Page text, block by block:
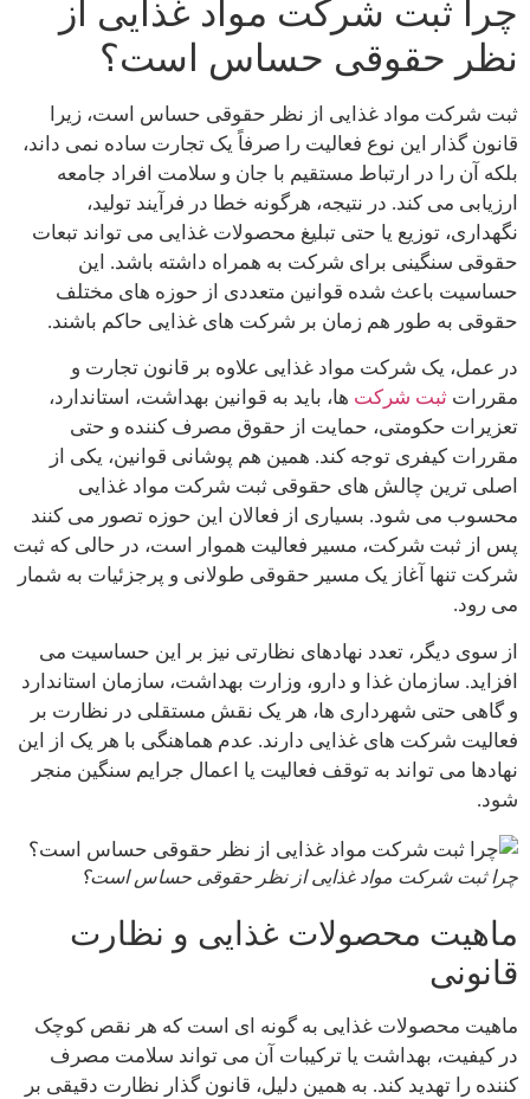
چرا ثبت شرکت مواد غذایی از
نظر حقوقی حساس است؟
ثبت شرکت مواد غذایی از نظر حقوقی حساس است، زیرا
قانون گذار این نوع فعالیت را صرفاً یک تجارت ساده نمی داند،
بلکه آن را در ارتباط مستقیم با جان و سلامت افراد جامعه
ارزیابی می کند. در نتیجه، هرگونه خطا در فرآیند تولید،
نگهداری، توزیع یا حتی تبلیغ محصولات غذایی می تواند تبعات
حقوقی سنگینی برای شرکت به همراه داشته باشد. این
حساسیت باعث شده قوانین متعددی از حوزه های مختلف
حقوقی به طور هم زمان بر شرکت های غذایی حاکم باشند.
در عمل، یک شرکت مواد غذایی علاوه بر قانون تجارت و
مقررات ثبت شرکت ها، باید به قوانین بهداشت، استاندارد،
تعزیرات حکومتی، حمایت از حقوق مصرف کننده و حتی
مقررات کیفری توجه کند. همین هم پوشانی قوانین، یکی از
اصلی ترین چالش های حقوقی ثبت شرکت مواد غذایی
محسوب می شود. بسیاری از فعالان این حوزه تصور می کنند
پس از ثبت شرکت، مسیر فعالیت هموار است، در حالی که ثبت
شرکت تنها آغاز یک مسیر حقوقی طولانی و پرجزئیات به شمار
می رود.
از سوی دیگر، تعدد نهادهای نظارتی نیز بر این حساسیت می
افزاید. سازمان غذا و دارو، وزارت بهداشت، سازمان استاندارد
و گاهی حتی شهرداری ها، هر یک نقش مستقلی در نظارت بر
فعالیت شرکت های غذایی دارند. عدم هماهنگی با هر یک از این
نهادها می تواند به توقف فعالیت یا اعمال جرایم سنگین منجر
شود.
چرا ثبت شرکت مواد غذایی از نظر حقوقی حساس است؟
ماهیت محصولات غذایی و نظارت
قانونی
ماهیت محصولات غذایی به گونه ای است که هر نقص کوچک
در کیفیت، بهداشت یا ترکیبات آن می تواند سلامت مصرف
کننده را تهدید کند. به همین دلیل، قانون گذار نظارت دقیقی بر